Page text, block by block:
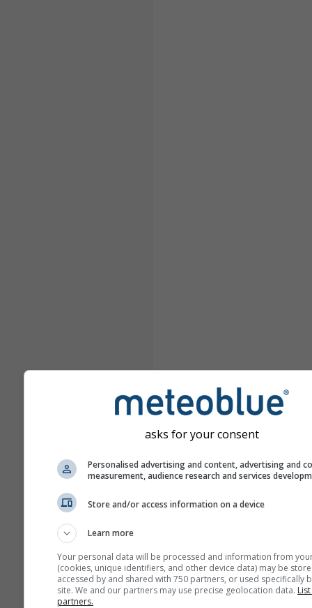
asks for your consent
Personalised advertising and content, advertising and
measurement, audience research and services
Store and/or access information on a device
Learn more
Your personal data will be processed and information from
(cookies, unique identifiers, and other device data) may be
accessed by and shared with 750 partners, or used specifically
site. We and our partners may use precise geolocation data.
partners.